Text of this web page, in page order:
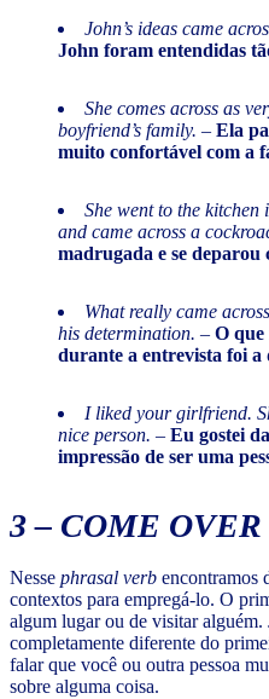
John’s ideas came
John foram entendidas
She comes across as
boyfriend’s family. – Ela
muito confortável com a
She went to the
and came across a
madrugada e se deparou
What really came
his determination. – O que
durante a entrevista foi a
I liked your girlfriend.
nice person. – Eu gostei
impressão de ser uma
3 – COME OVER
Nesse phrasal verb encontramos
contextos para empregá-lo. O
algum lugar ou de visitar alguém.
completamente diferente do
falar que você ou outra pessoa
sobre alguma coisa.